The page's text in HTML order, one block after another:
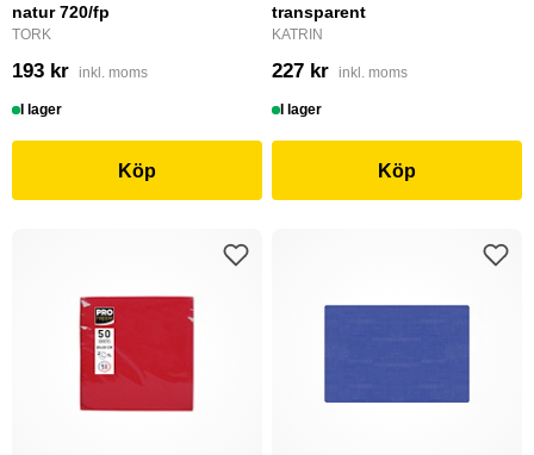
natur 720/fp
TORK
193 kr inkl. moms
I lager
Köp
transparent
KATRIN
227 kr inkl. moms
I lager
Köp